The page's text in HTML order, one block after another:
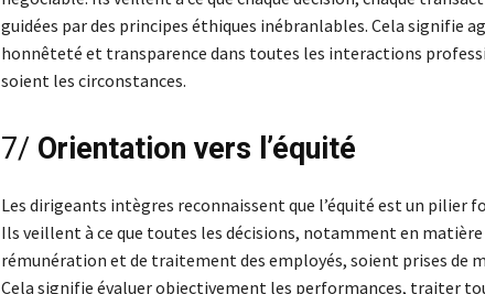
guidées par des principes éthiques inébranlables. Cela signifie
honnêteté et transparence dans toutes les interactions
soient les circonstances.
7/ Orientation vers l’équité
Les dirigeants intègres reconnaissent que l’équité est un pilier
Ils veillent à ce que toutes les décisions, notamment en
rémunération et de traitement des employés, soient prises de
Cela signifie évaluer objectivement les performances, traiter